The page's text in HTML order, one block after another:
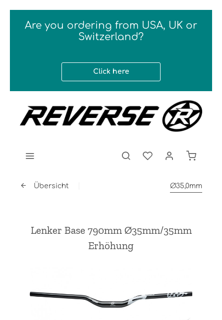
Are you ordering from USA, UK or
Switzerland?
Click here
Übersicht Ø35,0mm
Lenker Base 790mm Ø35mm/35mm
Erhöhung